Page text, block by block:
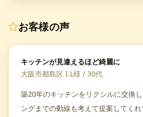
お客様の声
キッチンが見違えるほど綺麗に
大阪市都島区 I.L様 / 30代
築20年のキッチンをリクシルに交換
ングまでの動線も考えて提案してく